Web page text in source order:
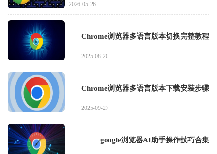
2026-05-26
Chrome浏览器多语言版本切换完整教程
2025-08-20
Chrome浏览器多语言版本下载安装步骤
2025-09-27
google浏览器AI助手操作技巧合集